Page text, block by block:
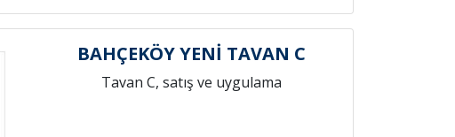
BAHÇEKÖY YENİ TAVAN C
Tavan C, satış ve uygulama